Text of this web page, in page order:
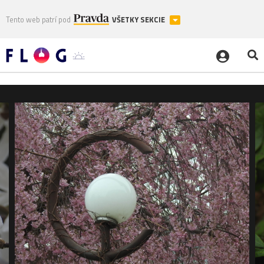
Tento web patrí pod VŠETKY SEKCIE